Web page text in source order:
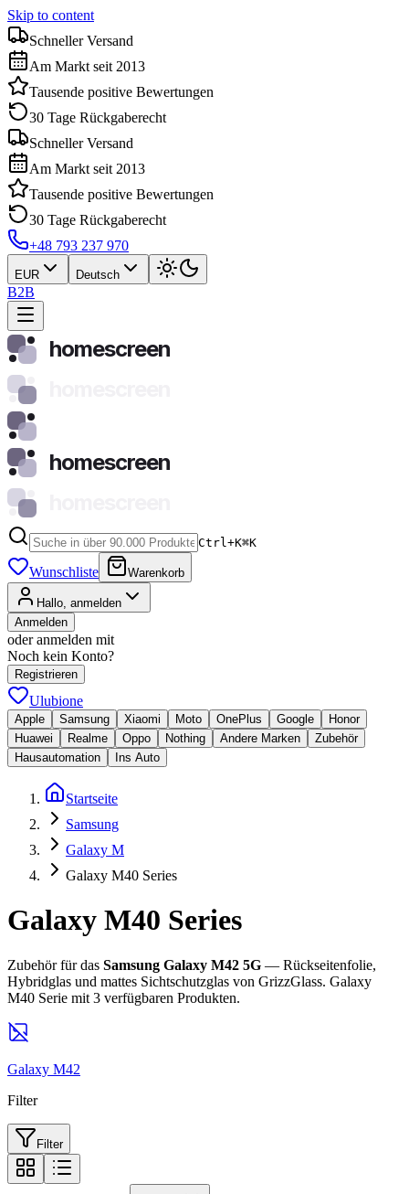
Skip to content
Schneller Versand
Am Markt seit 2013
Tausende positive Bewertungen
30 Tage Rückgaberecht
Schneller Versand
Am Markt seit 2013
Tausende positive Bewertungen
30 Tage Rückgaberecht
+48 793 237 970
EUR Deutsch
B2B
homescreen
homescreen
Ctrl+K⌘K
Wunschliste Warenkorb
Hallo, anmelden
Anmelden
oder anmelden mit
Noch kein Konto?
Registrieren
Ulubione
Apple Samsung Xiaomi Moto OnePlus Google
Honor
Huawei
Realme Oppo Nothing Andere Marken
Zubehör
Hausautomation
Ins Auto
Startseite
Samsung
Galaxy M
Galaxy M40 Series
Galaxy M40 Series
Zubehör für das Samsung Galaxy M42 5G — Rückseitenfolie,
Hybridglas und mattes Sichtschutzglas von GrizzGlass. Galaxy
M40 Serie mit 3 verfügbaren Produkten.
Galaxy M42
Filter
Filter